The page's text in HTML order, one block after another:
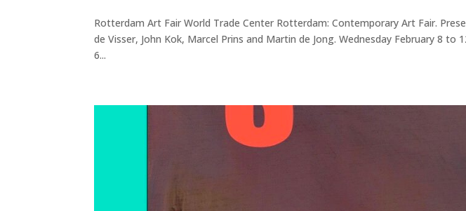
Rotterdam Art Fair World Trade Center Rotterdam: Contemporary Art Fair.
de Visser, John Kok, Marcel Prins and Martin de Jong. Wednesday February 8 to
6...